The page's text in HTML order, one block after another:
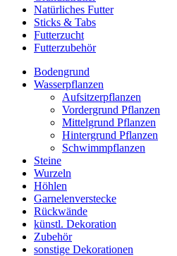
Natürliches Futter
Sticks & Tabs
Futterzucht
Futterzubehör
Bodengrund
Wasserpflanzen
Aufsitzerpflanzen
Vordergrund Pflanzen
Mittelgrund Pflanzen
Hintergrund Pflanzen
Schwimmpflanzen
Steine
Wurzeln
Höhlen
Garnelenverstecke
Rückwände
künstl. Dekoration
Zubehör
sonstige Dekorationen